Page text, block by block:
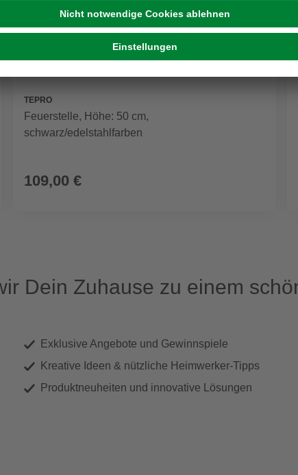
TEPRO
Feuerstelle, Höhe: 50 cm,
schwarz/edelstahlfarben
109,00 €
Dein Zuhause zu einem
Exklusive Angebote und Gewinnspiele
Kreative Ideen & nützliche Heimwerker-Tipps
Produktneuheiten und innovative Lösungen